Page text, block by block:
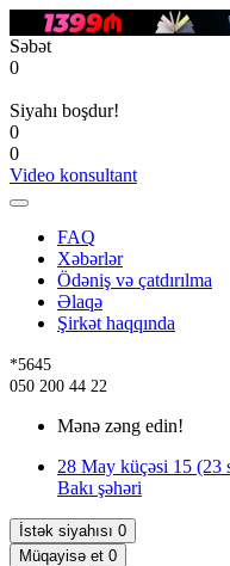
Səbət
0
Siyahı boşdur!
0
0
Video konsultant
FAQ
Xəbərlər
Ödəniş və çatdırılma
Əlaqə
Şirkət haqqında
*5645
050 200 44 22
Mənə zəng edin!
28 May küçəsi 15 (23
Bakı şəhəri
İstək siyahısı 0
Müqayisə et 0